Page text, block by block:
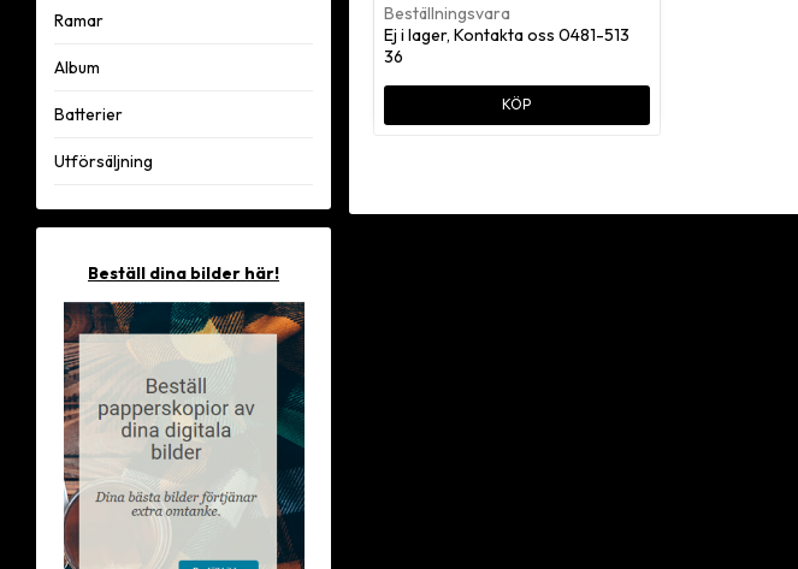
Ramar
Album
Batterier
Utförsäljning
Beställ dina bilder här!
Beställningsvara
Ej i lager, Kontakta oss 0481-513
36
KÖP